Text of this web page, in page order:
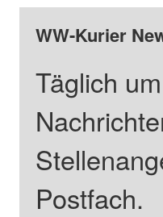
WW-Kurier
Täglich
Postfach.